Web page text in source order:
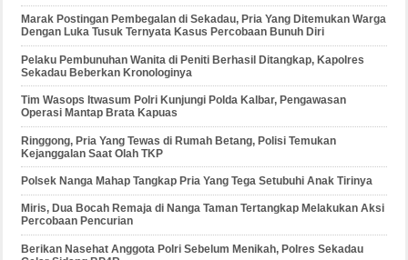
Marak Postingan Pembegalan di Sekadau, Pria Yang Ditemukan Warga
Dengan Luka Tusuk Ternyata Kasus Percobaan Bunuh Diri
Pelaku Pembunuhan Wanita di Peniti Berhasil Ditangkap, Kapolres
Sekadau Beberkan Kronologinya
Tim Wasops Itwasum Polri Kunjungi Polda Kalbar, Pengawasan
Operasi Mantap Brata Kapuas
Ringgong, Pria Yang Tewas di Rumah Betang, Polisi Temukan
Kejanggalan Saat Olah TKP
Polsek Nanga Mahap Tangkap Pria Yang Tega Setubuhi Anak Tirinya
Miris, Dua Bocah Remaja di Nanga Taman Tertangkap Melakukan Aksi
Percobaan Pencurian
Berikan Nasehat Anggota Polri Sebelum Menikah, Polres Sekadau